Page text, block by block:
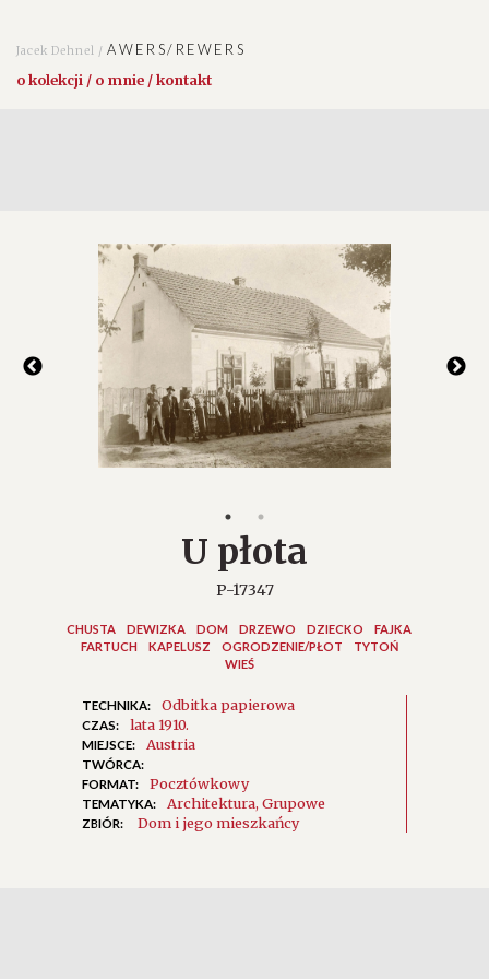
Jacek Dehnel /AWERS/REWERS
o kolekcji / o mnie / kontakt
U płota
P-17347
CHUSTA DEWIZKA DOM DRZEWO DZIECKO
FAJKA
FARTUCH
KAPELUSZ OGRODZENIE/PŁOT
TYTOŃ
WIEŚ
TECHNIKA: Odbitka papierowa
CZAS: lata 1910.
MIEJSCE: Austria
TWÓRCA:
FORMAT:
Pocztówkowy
TEMATYKA: Architektura Grupowe
ZBIÓR: Dom i jego mieszkańcy